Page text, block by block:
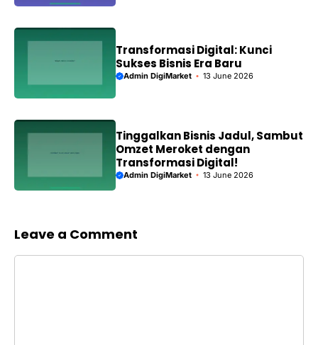
Transformasi Digital: Kunci
Sukses Bisnis Era Baru
Admin DigiMarket 13 June 2026
Tinggalkan Bisnis Jadul, Sambut
Omzet Meroket dengan
Transformasi Digital!
Admin DigiMarket 13 June 2026
Leave a Comment